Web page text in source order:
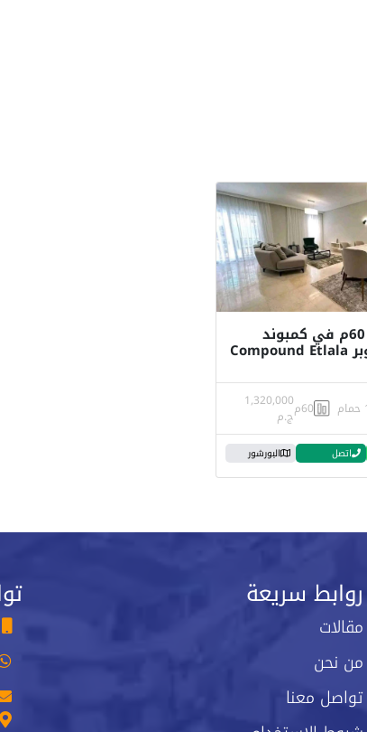
شقة للبيع 60م في كمبوند
إطلالة أكتوبر Compound Etlala
1 حمام 60م 1,320,000
ج.م
اتصل البورشور
روابط سريعة
مقالات
من نحن
تواصل معنا